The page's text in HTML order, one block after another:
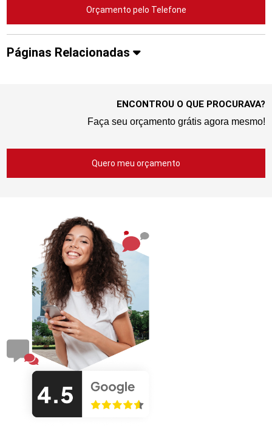
Orçamento pelo Telefone
Páginas Relacionadas
ENCONTROU O QUE PROCURAVA?
Faça seu orçamento grátis agora mesmo!
Quero meu orçamento